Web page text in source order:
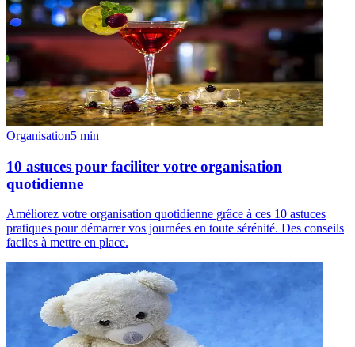
Organisation5 min
10 astuces pour faciliter votre organisation
quotidienne
Améliorez votre organisation quotidienne grâce à ces 10 astuces
pratiques pour démarrer vos journées en toute sérénité. Des conseils
faciles à mettre en place.